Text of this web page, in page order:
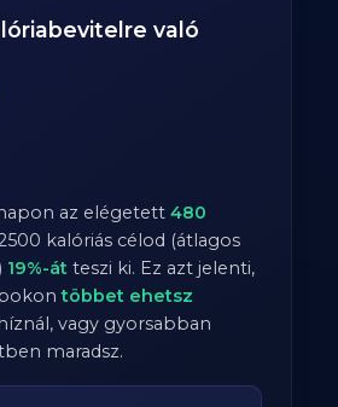
való
az elégetett480
kalóriás célod (átlagos
19%-át teszi ki. Ez azt jelenti,
többet ehetsz
vagy gyorsabban
maradsz.